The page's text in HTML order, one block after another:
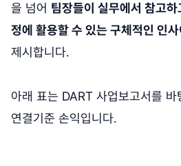
을 넘어 팀장들이 실무에서 참고
정에 활용할 수 있는 구체적인 인
제시합니다.
아래 표는 DART 사업보고서를
연결기준 손익입니다.